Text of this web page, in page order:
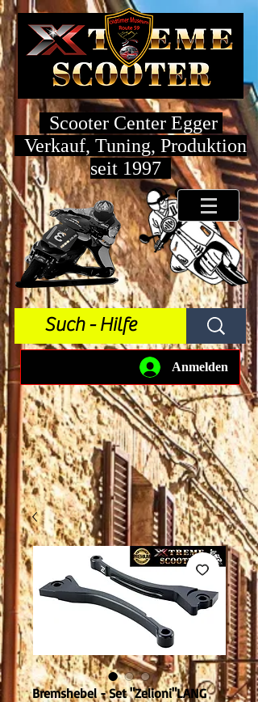
Scooter Center Egger
Verkauf, Tuning, Produktion
seit 1997
Anmelden
Bremshebel - Set "Zelioni"LANG